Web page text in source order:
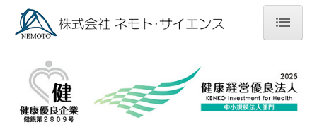
受託内容
各種化合物の合成および精製